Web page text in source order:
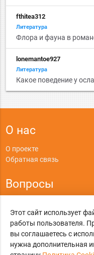
fthitea312
Литература
Флора и фауна в
lonemantoe927
Литература
Какое поведение у
О нас
О проекте
Обратная связь
Вопросы
Политика
©Online-Otvet.ru, 2012-
Этот сайт использует
работы пользователя.
вы соглашаетесь с
нужна дополнительная